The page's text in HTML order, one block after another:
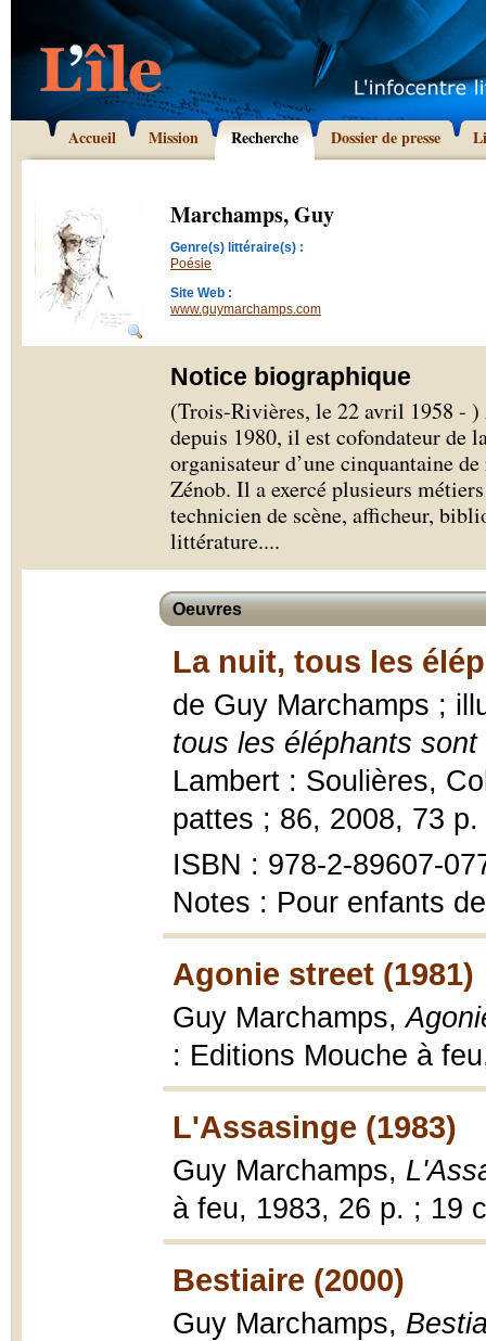
Accueil Mission Recherche Dossier de presse
Marchamps, Guy
Genre(s) littéraire(s) :
Poésie
Site Web :
www.guymarchamps.com
Notice biographique
(Trois-Rivières, le 22 avril 1958 -
depuis 1980, il est cofondateur de
organisateur d’une cinquantaine
Zénob. Il a exercé plusieurs
technicien de scène, afficheur,
littérature....
Oeuvres
La nuit, tous les
de Guy Marchamps ;
tous les éléphants
Lambert : Soulières,
pattes ; 86, 2008, 73
ISBN : 978-2-89607-
Notes : Pour enfants
Agonie street (1981)
Guy Marchamps,
: Editions Mouche à
L'Assasinge (1983)
Guy Marchamps,
à feu, 1983, 26 p. ; 19
Bestiaire (2000)
Guy Marchamps,